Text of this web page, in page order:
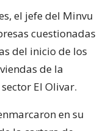
el jefe del Minvu
cuestionadas
del inicio de los
de la
El Olivar.
en su